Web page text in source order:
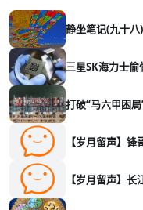
静坐笔记(九十八)
三星SK海力士
打破“马六甲困
【岁月留声】锋
【岁月留声】长